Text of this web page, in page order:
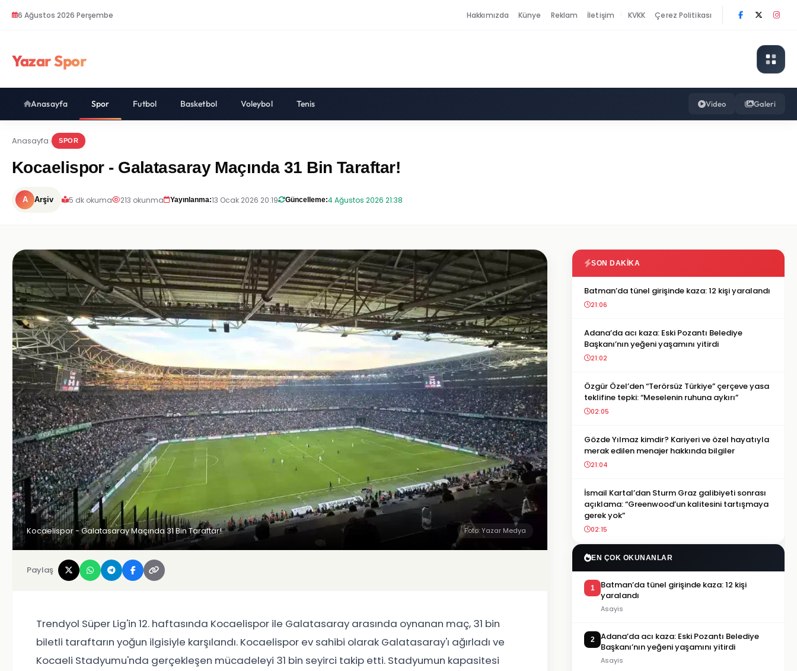
6 Ağustos 2026 Perşembe Hakkımızda Künye Reklam İletişim KVKK Çerez Politikası
Yazar Spor
Anasayfa Spor Futbol Basketbol Voleybol Tenis Video Galeri
Anasayfa SPOR
Kocaelispor - Galatasaray Maçında 31 Bin Taraftar!
A Arşiv 5 dk okuma 213 okunma Yayınlanma:13 Ocak 2026 20:19 Güncelleme:4 Ağustos 2026 21:38
Kocaelispor - Galatasaray Maçında 31 Bin Taraftar! Foto: Yazar Medya
Paylaş
Trendyol Süper Lig'in 12. haftasında Kocaelispor ile Galatasaray arasında oynanan maç, 31 bin
biletli taraftarın yoğun ilgisiyle karşılandı. Kocaelispor ev sahibi olarak Galatasaray'ı ağırladı ve
Kocaeli Stadyumu'nda gerçekleşen mücadeleyi 31 bin seyirci takip etti. Stadyumun kapasitesi
SON DAKIKA
Batman’da tünel girişinde kaza: 12 kişi yaralandı
21:06
Adana’da acı kaza: Eski Pozantı Belediye
Başkanı’nın yeğeni yaşamını yitirdi
21:02
Özgür Özel’den “Terörsüz Türkiye” çerçeve yasa
teklifine tepki: “Meselenin ruhuna aykırı”
02:05
Gözde Yılmaz kimdir? Kariyeri ve özel hayatıyla
merak edilen menajer hakkında bilgiler
21:04
İsmail Kartal’dan Sturm Graz galibiyeti sonrası
açıklama: “Greenwood’un kalitesini tartışmaya
gerek yok”
02:15
EN ÇOK OKUNANLAR
1
Batman’da tünel girişinde kaza: 12 kişi
yaralandı
Asayis
2
Adana’da acı kaza: Eski Pozantı Belediye
Başkanı’nın yeğeni yaşamını yitirdi
Asayis